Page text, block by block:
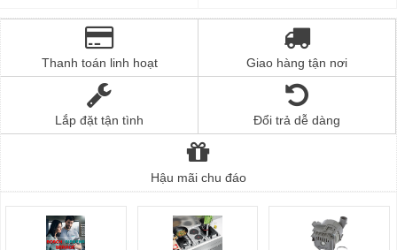
Thanh toán linh hoạt Giao hàng tận nơi
Lắp đặt tận tình Đổi trả dễ dàng
Hậu mãi chu đáo